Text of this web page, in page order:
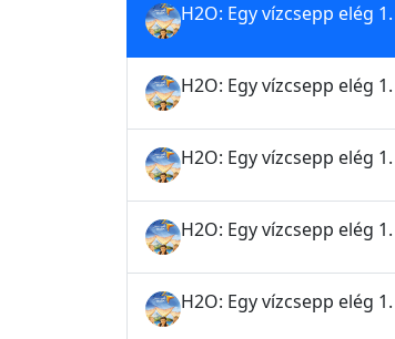
H2O: Egy vízcsepp elég
H2O: Egy vízcsepp elég
H2O: Egy vízcsepp elég
H2O: Egy vízcsepp elég
H2O: Egy vízcsepp elég